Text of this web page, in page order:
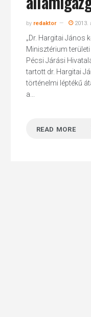
Hit enter to
by redaktor 2013.
„Dr. Hargitai János
Minisztérium
Pécsi Járási
tartott dr. Hargitai
történelmi léptékű
a...
READ MORE